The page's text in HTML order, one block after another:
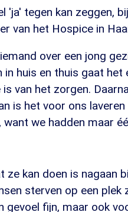
'ja' tegen kan zeggen,
van het Hospice in
over een jong
in huis en thuis gaat het
van het zorgen.
is het voor ons
we hadden maar
ze kan doen is nagaan
sterven op een plek
gevoel fijn, maar ook